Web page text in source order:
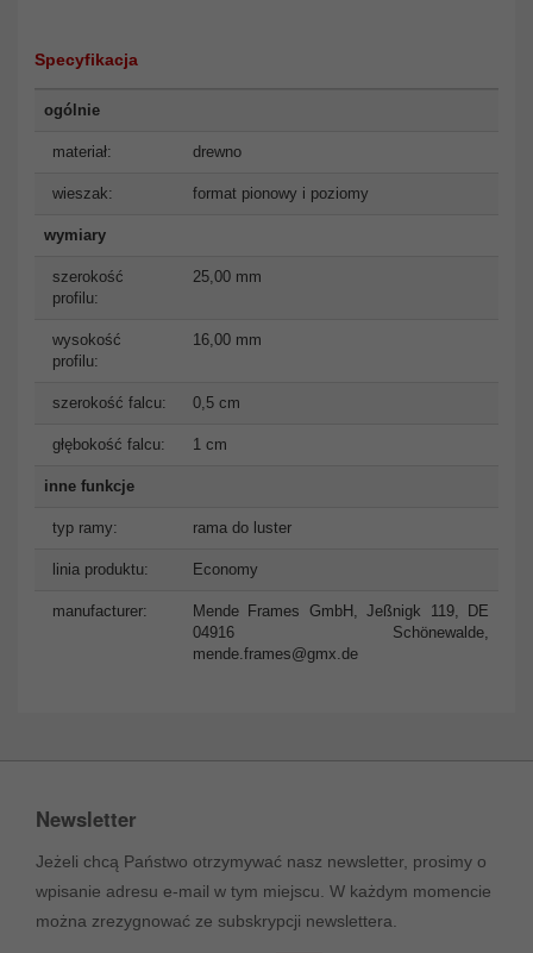
Specyfikacja
ogólnie
materiał: drewno
wieszak: format pionowy i poziomy
wymiary
szerokość
profilu:
25,00 mm
wysokość
profilu:
16,00 mm
szerokość falcu: 0,5 cm
głębokość falcu: 1 cm
inne funkcje
typ ramy: rama do luster
linia produktu: Economy
manufacturer:
Mende Frames GmbH, Jeßnigk 119, DE
04916 Schönewalde,
mende.frames@gmx.de
Newsletter
Jeżeli chcą Państwo otrzymywać nasz newsletter, prosimy o
wpisanie adresu e-mail w tym miejscu. W każdym momencie
można zrezygnować ze subskrypcji newslettera.